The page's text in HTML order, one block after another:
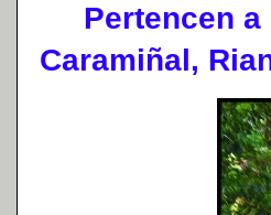
Pertencen a
Caramiñal,